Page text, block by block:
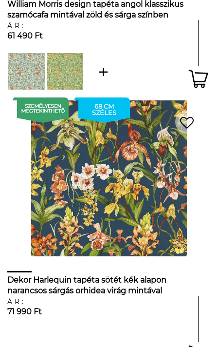
William Morris design tapéta angol klasszikus
szamócafa mintával zöld és sárga színben
ÁR:
61 490 Ft
68 CM
SZÉLES
Dekor Harlequin tapéta sötét kék alapon
narancsos sárgás orhidea virág mintával
ÁR:
71 990 Ft